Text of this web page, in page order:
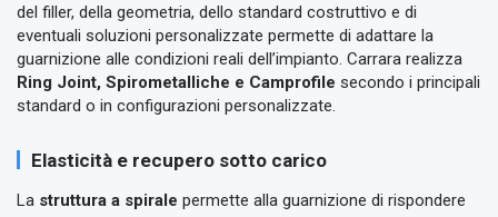
del filler, della geometria, dello standard costruttivo e di
eventuali soluzioni personalizzate permette di adattare la
guarnizione alle condizioni reali dell’impianto. Carrara realizza
Ring Joint, Spirometalliche e Camprofile secondo i principali
standard o in configurazioni personalizzate.
Elasticità e recupero sotto carico
La struttura a spirale permette alla guarnizione di rispondere